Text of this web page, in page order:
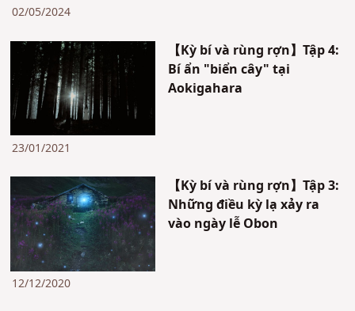
02/05/2024
【Kỳ bí và rùng rợn】Tập 4:
Bí ẩn "biển cây" tại
Aokigahara
23/01/2021
【Kỳ bí và rùng rợn】Tập 3:
Những điều kỳ lạ xảy ra
vào ngày lễ Obon
12/12/2020